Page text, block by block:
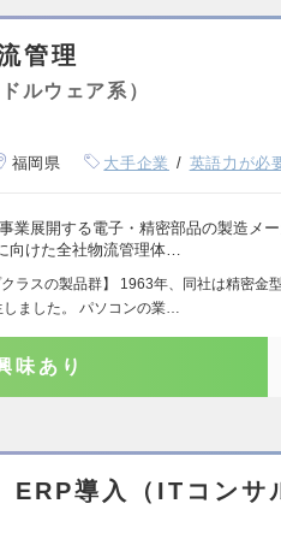
管理
ルウェア系）
福岡県 大手企業 英語力が必
業展開する電子・精密部品の製造メ
向けた全社物流管理体…
クラスの製品群】 1963年、同社は精密金
しました。 パソコンの業…
味あり
ERP導入（ITコンサ